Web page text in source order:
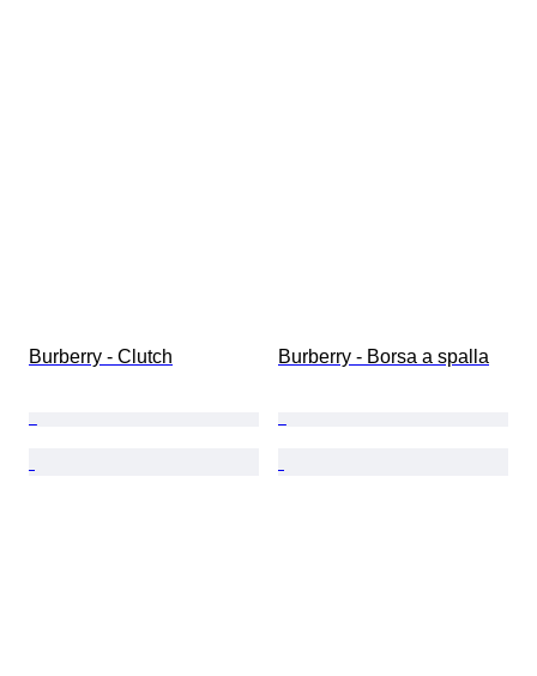
Burberry - Clutch Burberry - Borsa a spalla